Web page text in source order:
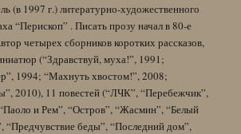
(в 1997 г.) литературно-художественного
“Перископ” . Писать прозу начал в 80-е
четырех сборников коротких рассказов,
(“Здравствуй, муха!”, 1991;
1994; “Махнуть хвостом!”, 2008;
2010), 11 повестей (“ЛЧК”, “Перебежчик”,
и Рем”, “Остров”, “Жасмин”, “Белый
“Предчувствие беды”, “Последний дом”,